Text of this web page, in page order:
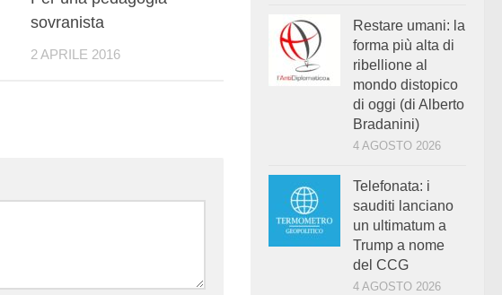
sovranista
2 APRILE 2016
Restare umani: la
forma più alta di
ribellione al
mondo distopico
di oggi (di Alberto
Bradanini)
4 AGOSTO 2026
Telefonata: i
sauditi lanciano
un ultimatum a
Trump a nome
del CCG
4 AGOSTO 2026